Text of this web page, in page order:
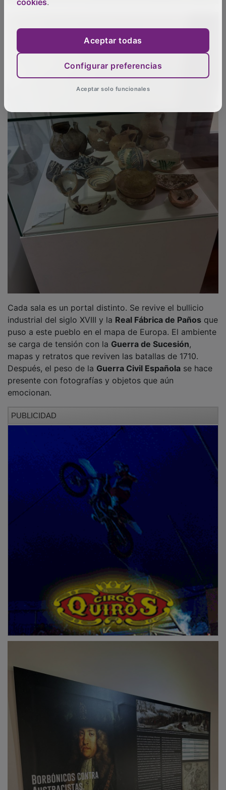
Cada sala es un portal distinto. Se revive el bullicio
industrial del siglo XVIII y la Real Fábrica de Paños que
puso a este pueblo en el mapa de Europa. El ambiente
se carga de tensión con la Guerra de Sucesión,
mapas y retratos que reviven las batallas de 1710.
Después, el peso de la Guerra Civil Española se hace
presente con fotografías y objetos que aún
emocionan.
PUBLICIDAD
cookies.
Aceptar todas
Configurar preferencias
Aceptar solo funcionales